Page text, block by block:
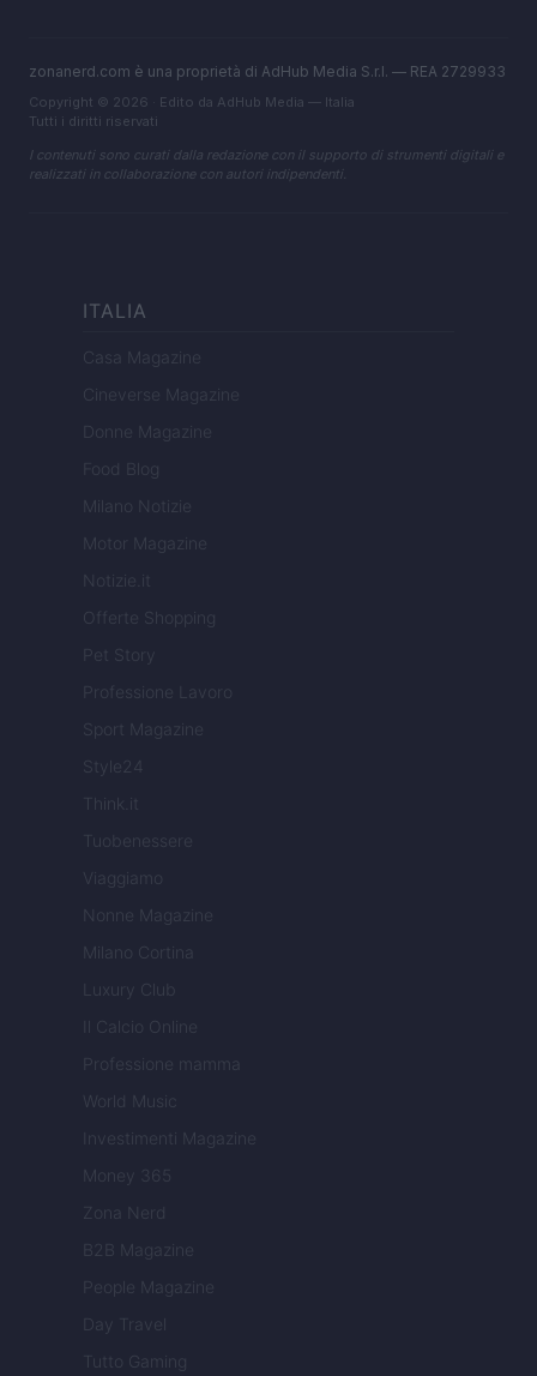
zonanerd.com è una proprietà di AdHub Media S.r.l. — REA 2729933
Copyright © 2026 · Edito da AdHub Media — Italia
Tutti i diritti riservati
I contenuti sono curati dalla redazione con il supporto di strumenti digitali e
realizzati in collaborazione con autori indipendenti.
ITALIA
Casa Magazine
Cineverse Magazine
Donne Magazine
Food Blog
Milano Notizie
Motor Magazine
Notizie.it
Offerte Shopping
Pet Story
Professione Lavoro
Sport Magazine
Style24
Think.it
Tuobenessere
Viaggiamo
Nonne Magazine
Milano Cortina
Luxury Club
Il Calcio Online
Professione mamma
World Music
Investimenti Magazine
Money 365
Zona Nerd
B2B Magazine
People Magazine
Day Travel
Tutto Gaming